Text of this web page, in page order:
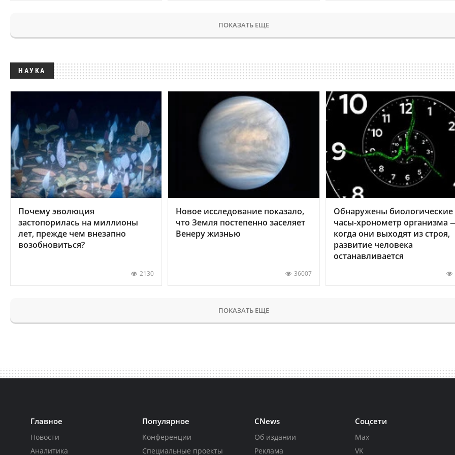
ПОКАЗАТЬ ЕЩЕ
НАУКА
Почему эволюция
застопорилась на миллионы
лет, прежде чем внезапно
возобновиться?
2130
Новое исследование показало,
что Земля постепенно заселяет
Венеру жизнью
36007
Обнаружены биологические
часы-хронометр организма
когда они выходят из строя,
развитие человека
останавливается
ПОКАЗАТЬ ЕЩЕ
Главное
Новости
Аналитика
Популярное
Конференции
Специальные проекты
CNews
Об издании
Реклама
Соцсети
Max
VK